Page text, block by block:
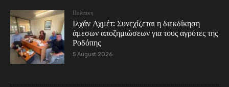
Πολιτικη
Ιλχάν Αχμέτ: Συνεχίζεται η διεκδίκηση
άμεσων αποζημιώσεων για τους αγρότες της
Ροδόπης
5 August 2026